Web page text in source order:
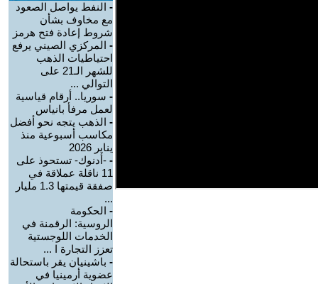
- النفط يواصل الصعود
مع مخاوف بشأن
شروط إعادة فتح هرمز
- المركزي الصيني يرفع
احتياطيات الذهب
للشهر الـ21 على
التوالي ...
- سوريا.. أرقام قياسية
لعمل مرفأ بانياس
- الذهب يتجه نحو أفضل
مكاسب أسبوعية منذ
يناير 2026
- -أدنوك- تستحوذ على
11 ناقلة عملاقة في
صفقة قيمتها 1.3 مليار
...
- الحكومة
الروسية: الرقمنة في
الخدمات اللوجستية
تعزز التجارة ا ...
- باشينيان يقر باستحالة
عضوية أرمينيا في